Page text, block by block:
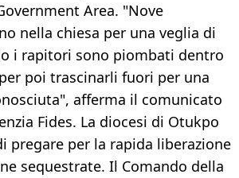
Area. "Nove
nella chiesa per una veglia di
i rapitori sono piombati dentro
poi trascinarli fuori per una
afferma il comunicato
Fides. La diocesi di Otukpo
pregare per la rapida liberazione
sequestrate. Il Comando della